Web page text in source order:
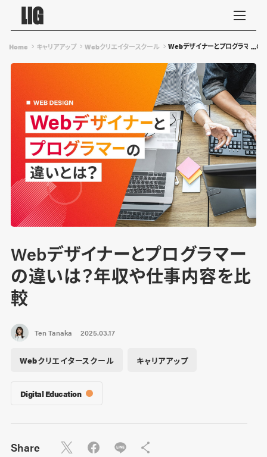
Home キャリアアップ Webクリエイタースクール Webデザイナーとプログラマーの
Webデザイナーとプログラマー
の違いは？年収や仕事内容を比
較
Ten Tanaka 2025.03.17
Webクリエイタースクール キャリアアップ
Digital Education
Share